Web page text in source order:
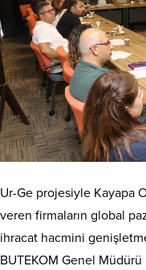
Ur-Ge projesiyle Kayapa
veren firmaların global
ihracat hacmini
BUTEKOM Genel